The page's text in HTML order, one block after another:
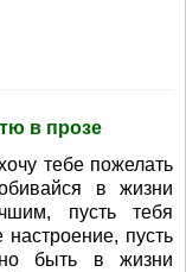
в прозе
тебе пожелать
в жизни
пусть тебя
пусть
быть в жизни